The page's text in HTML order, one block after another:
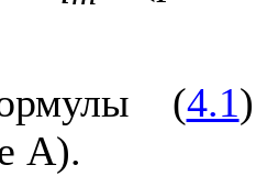
(4.1
А).